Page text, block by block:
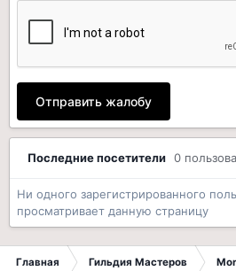
Отправить жалобу
Последние посетители 0
Ни одного зарегистрированного
просматривает данную страницу
Главная Гильдия Мастеров